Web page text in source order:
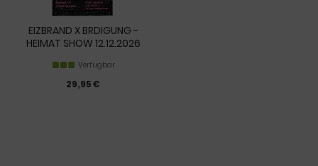
EIZBRAND X BRDIGUNG -
HEIMAT SHOW 12.12.2026
Verfügbar
29,95 €